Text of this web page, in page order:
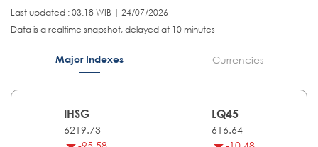
Last updated : 03.18 WIB | 24/07/2026
Data is a realtime snapshot, delayed at 10 minutes
Major Indexes Currencies
IHSG
6219.73
LQ45
616.64